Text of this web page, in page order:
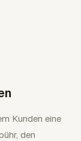
Kunden eine
den